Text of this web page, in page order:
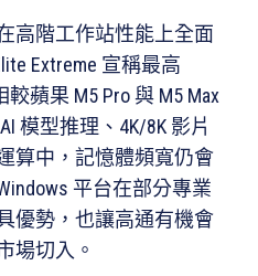
高階工作站性能上全面
Extreme 宣稱最高
蘋果 M5 Pro 與 M5 Max
模型推理、4K/8K 影片
算中，記憶體頻寬仍會
平台在部分專業
優勢，也讓高通有機會
場切入。